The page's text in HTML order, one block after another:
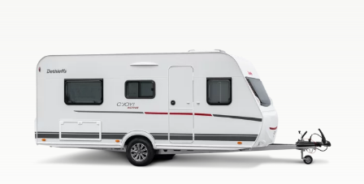
Recherche de concessionnaires
Dethleffs
Trouvez le concessionnaire Dethleffs le plus proche